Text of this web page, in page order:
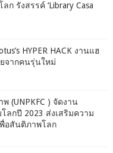
รังสรรค์ ‘Library Casa
HYPER HACK งานแฮ
จากคนรุ่นใหม่
(UNPKFC ) จัดงาน
ลกปี 2023 ส่งเสริมความ
พื่อสันติภาพโลก